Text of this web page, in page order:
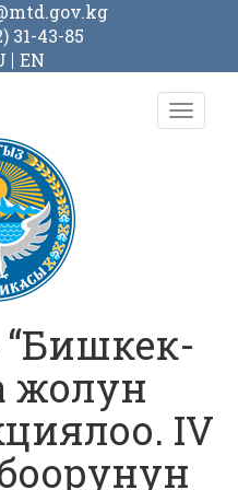
31-43-85
EN
Toggle
“Бишкек-
жолун
IV